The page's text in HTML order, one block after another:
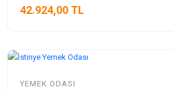
42.924,00 TL
YEMEK ODASI